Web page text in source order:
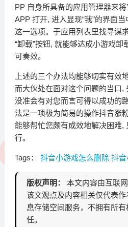
PP 自身所具备的应用管理器来
APP 打开, 进入显现“我”的界面
这一选项。于应用列表里找寻谋
“卸载”按钮, 就能够达成小游戏卸
可奏效。
上述的三个办法均能够切实有效
而大伙处在面对这个问题的当口,
没准会有对您而言可得以成功的
法是一项极为简易的操作抖音涨
能够帮忙您颇有成效地解决困难,
行。
Tags： 抖音小游戏怎么删除 抖
版权声明：
本文内容由互联
该文观点及内容相关仅代表
息存储空间服务，不拥有所
任。